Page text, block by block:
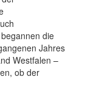
die
Jahres
Westfalen –
ob der